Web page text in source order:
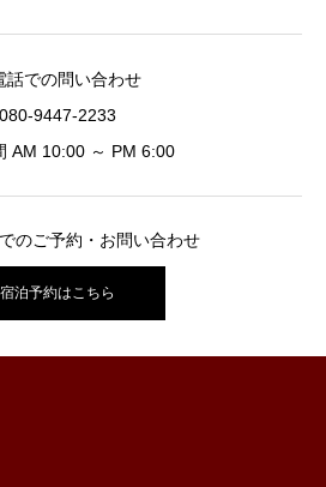
話での問い合わせ
080-9447-2233
AM 10:00 ～ PM 6:00
のご予約・お問い合わせ
宿泊予約はこちら